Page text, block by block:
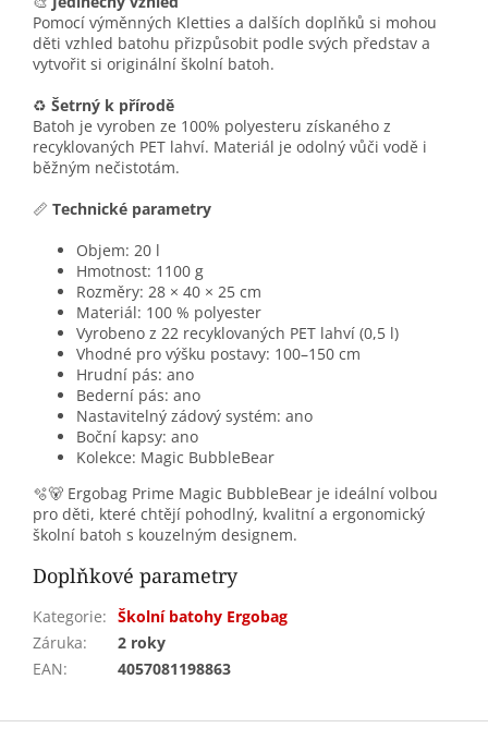
Pomocí výměnných Kletties a dalších doplňků si mohou
děti vzhled batohu přizpůsobit podle svých představ a
vytvořit si originální školní batoh.
♻️ Šetrný k přírodě
Batoh je vyroben ze 100% polyesteru získaného z
recyklovaných PET lahví. Materiál je odolný vůči vodě i
běžným nečistotám.
📏 Technické parametry
Objem: 20 l
Hmotnost: 1100 g
Rozměry: 28 × 40 × 25 cm
Materiál: 100 % polyester
Vyrobeno z 22 recyklovaných PET lahví (0,5 l)
Vhodné pro výšku postavy: 100–150 cm
Hrudní pás: ano
Bederní pás: ano
Nastavitelný zádový systém: ano
Boční kapsy: ano
Kolekce: Magic BubbleBear
🫧🐻 Ergobag Prime Magic BubbleBear je ideální volbou
pro děti, které chtějí pohodlný, kvalitní a ergonomický
školní batoh s kouzelným designem.
Doplňkové parametry
Kategorie: Školní batohy Ergobag
Záruka:
2 roky
EAN: 4057081198863
Z